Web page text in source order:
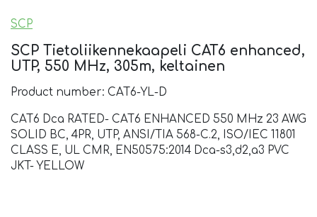
SCP
SCP Tietoliikennekaapeli CAT6 enhanced,
UTP, 550 MHz, 305m, keltainen
Product number: CAT6-YL-D
CAT6 Dca RATED- CAT6 ENHANCED 550 MHz 23 AWG
SOLID BC, 4PR, UTP, ANSI/TIA 568-C.2, ISO/IEC 11801
CLASS E, UL CMR, EN50575:2014 Dca-s3,d2,a3 PVC
JKT- YELLOW